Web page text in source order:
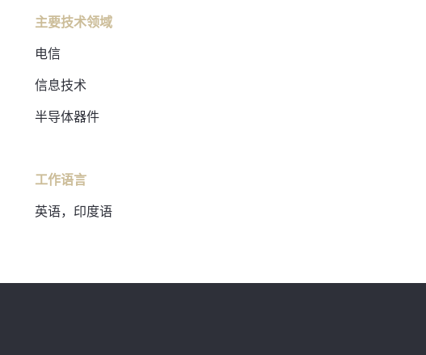
主要技术领域
电信
信息技术
半导体器件
工作语言
英语，印度语